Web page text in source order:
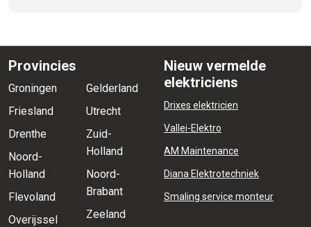
Provincies
Groningen
Friesland
Drenthe
Noord-
Holland
Flevoland
Overijssel
Gelderland
Utrecht
Zuid-
Holland
Noord-
Brabant
Zeeland
Nieuw vermelde
elektriciens
Drixes elektricien
Vallei-Elektro
AM Maintenance
Diana Elektrotechniek
Smaling service monteur